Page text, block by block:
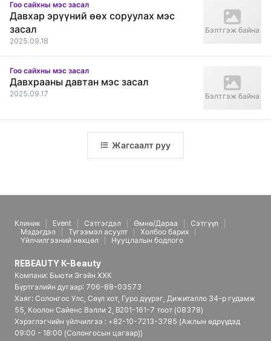
Гоо сайхны мэс засал
Давхар эрүүний өөх соруулах мэс
засал
2025.09.18
Бэлтгэж байна
Гоо сайхны мэс засал
Давхрааны давтан мэс засал
2025.09.17 Бэлтгэж байна
Жагсаалт руу
Клиник Event Сэтгэгдэл Өмнө/Дараа
Сэтгүүл
Мэдэгдэл
Түгээмэл асуулт
Холбоо барих
Үйлчилгээний нөхцөл
Нууцлалын бодлого
REBEAUTY K-Beauty
Компани: Бьюти Эгэйн ХХК
Бүртгэлийн дугаар: 706-88-03573
Хаяг: Солонгос Улс, Сөүл хот, Гуро дүүрэг, Дижиталло 34-р гудамж
55, Коолон Сайенс Вэлли 2, B201-161-7 тоот (08378)
Хэрэглэгчийн үйлчилгээ : +82-10-7213-3785 (Ажлын өдрүүдэд
09:00 - 18:00 (Солонгосын цагаар))